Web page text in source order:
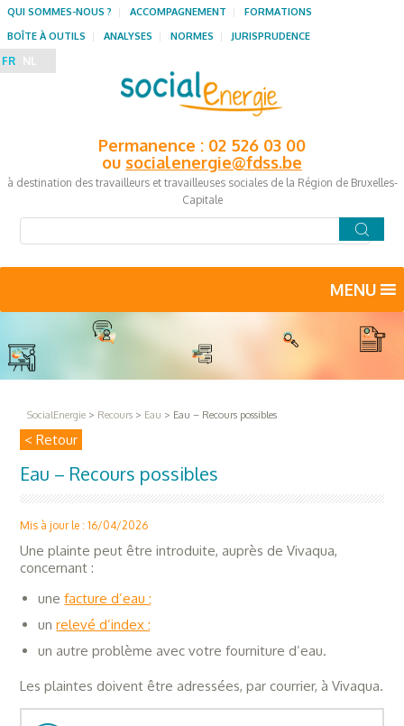
Permanence : 02 526 03 00
ou socialenergie@fdss.be
à destination des travailleurs et travailleuses sociales de la Région de Bruxelles-
Capitale
QUI SOMMES-NOUS ? ACCOMPAGNEMENT
FORMATIONS
BOÎTE À OUTILS
ANALYSES NORMES JURISPRUDENCE
FR NL
MENU
SocialEnergie > Recours > Eau > Eau – Recours possibles
< Retour
Eau – Recours possibles
Mis à jour le : 16/04/2026
Une plainte peut être introduite, auprès de Vivaqua,
concernant :
unefacture d’eau ;
unrelevé d’index ;
un autre problème avec votre fourniture d’eau.
Les plaintes doivent être adressées, par courrier, à Vivaqua.